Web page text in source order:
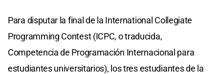
Para disputar la final de la International Collegiate
Programming Contest (ICPC, o traducida,
Competencia de Programación Internacional para
estudiantes universitarios), los tres estudiantes de la